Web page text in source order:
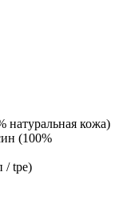
натуральная кожа)
(100%
/ tpe)